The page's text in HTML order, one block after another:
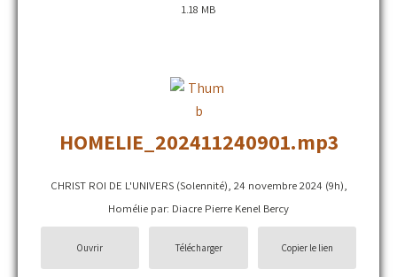
1.18 MB
HOMELIE_202411240901.mp3
CHRIST ROI DE L'UNIVERS (Solennité), 24 novembre 2024 (9h),
Homélie par: Diacre Pierre Kenel Bercy
Ouvrir Télécharger Copier le lien